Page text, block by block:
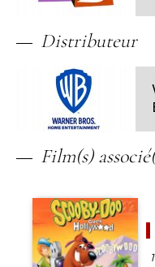
Distributeur
Film(s)